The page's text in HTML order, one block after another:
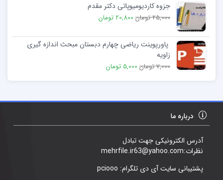
جزوه کاردیومیوپاتی دکتر مقدم
25,000 تومان 20,800 تومان
پاورپوینت ریاضی چهارم دبستان مبحث اندازه گیری
زاویه
7,000 تومان 5,000 تومان
درباره ما
آدرس الکترونیکی جهت تبادل
نظرات:mehrfile.ir63@yahoo.com
پشتیبانی سایت آی دی تلگرام: pciooo